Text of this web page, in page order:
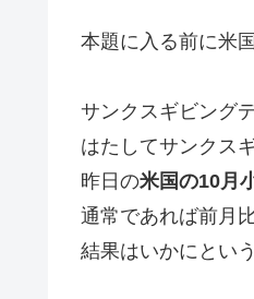
本題に入る前に米
サンクスギビング
はたしてサンクス
昨日の米国の10月
通常であれば前月
結果はいかにという